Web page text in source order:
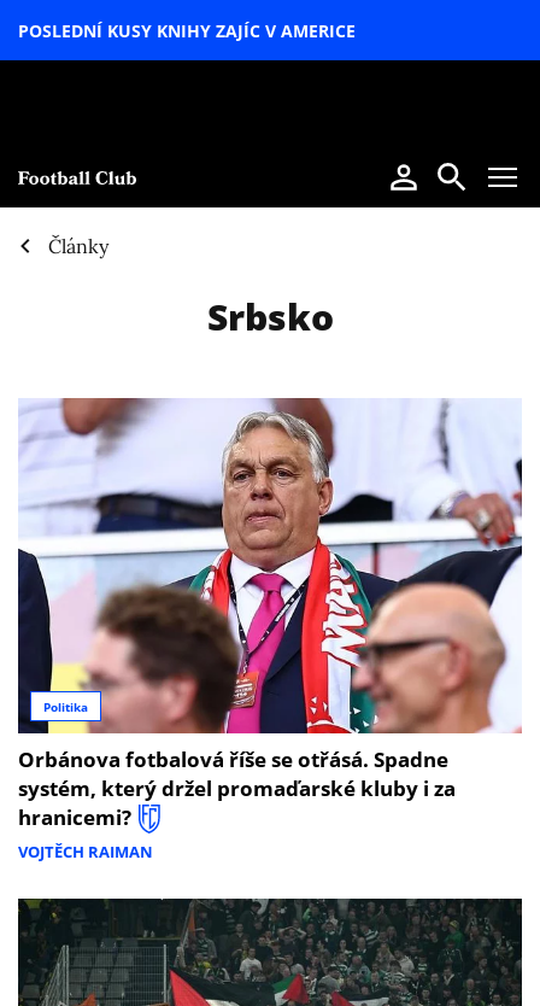
POSLEDNÍ KUSY KNIHY ZAJÍC V AMERICE
Články
Srbsko
Politika
Orbánova fotbalová říše se otřásá. Spadne
systém, který držel promaďarské kluby i za
hranicemi?
VOJTĚCH RAIMAN